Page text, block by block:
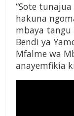
“Sote
hakuna
mbaya
Bendi ya
Mfalme wa
anayemfikia